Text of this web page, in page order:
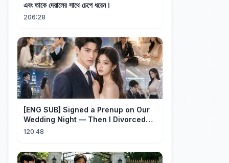
এবং তাকে দেয়ালের সাথে চেপে ধরেন।
206:28
[ENG SUB] Signed a Prenup on Our
Wedding Night — Then I Divorced
Him First！#drama
120:48